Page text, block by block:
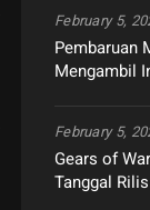
Pembaruan
Mengambil
February 5,
Gears of
Tanggal Rilis
February 5,